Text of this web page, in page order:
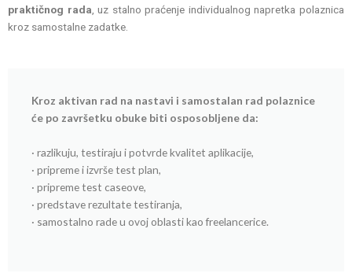
praktičnog rada , uz stalno praćenje individualnog napretka polaznica
kroz samostalne zadatke.
Kroz aktivan rad na nastavi i samostalan rad polaznice
će po završetku obuke biti osposobljene da:
· razlikuju, testiraju i potvrde kvalitet aplikacije,
· pripreme i izvrše test plan,
· pripreme test caseove,
· predstave rezultate testiranja,
· samostalno rade u ovoj oblasti kao freelancerice.